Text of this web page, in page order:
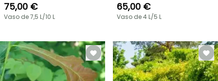
75,00 €
Vaso de 7,5 L/10 L
65,00 €
Vaso de 4 L/5 L